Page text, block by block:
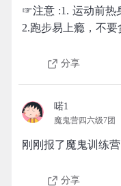
☞注意 :1. 运动前热
2.跑步易上瘾，不要
分享
喏1
魔鬼营四六级7团
刚刚报了魔鬼训练
分享